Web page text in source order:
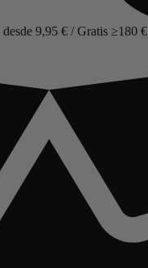
9,95 € / Gratis ≥180 €